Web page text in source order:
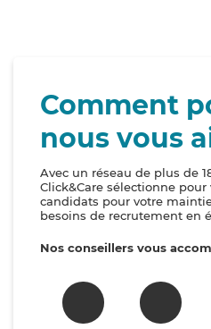
Comment
nous vous
Avec un réseau de plus de
Click&Care sélectionne
candidats pour votre
besoins de recrutement en
Nos conseillers vous